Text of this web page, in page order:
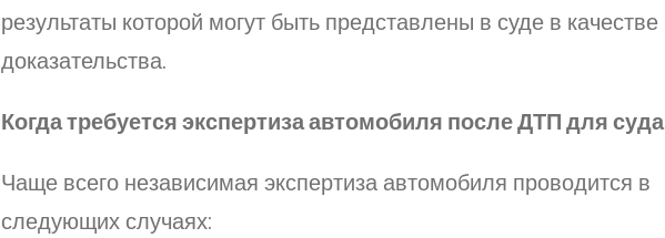
результаты которой могут быть представлены в суде в качестве
доказательства.
Когда требуется экспертиза автомобиля после ДТП для суда
Чаще всего независимая экспертиза автомобиля проводится в
следующих случаях: